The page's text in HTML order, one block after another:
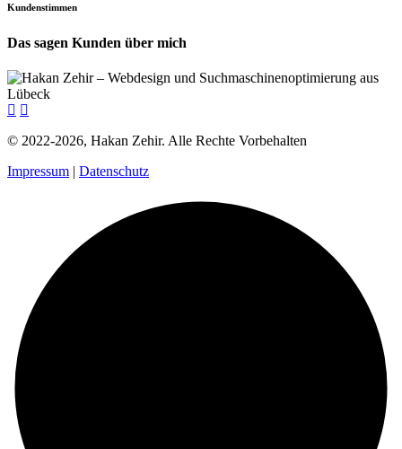
Kundenstimmen
Das sagen Kunden über mich
© 2022-2026, Hakan Zehir. Alle Rechte Vorbehalten
Impressum | Datenschutz